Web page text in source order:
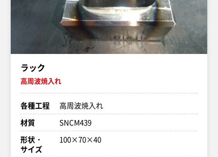
ラック
高周波焼入れ
各種工程
高周波焼入れ
材質
SNCM439
形状・
サイズ
100×70×40